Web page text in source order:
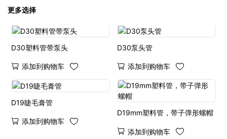
更多选择
D30塑料管带泵头
添加到购物车
D30泵头管
添加到购物车
D19睫毛膏管
添加到购物车
D19mm塑料管，带子弹形螺帽
添加到购物车